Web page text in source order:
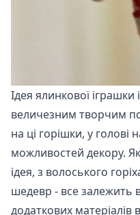
Ідея ялинкової
величезним творчим
на ці горішки, у
можливостей декору.
ідея, з волоського
шедевр - все залежить
додаткових матеріалів